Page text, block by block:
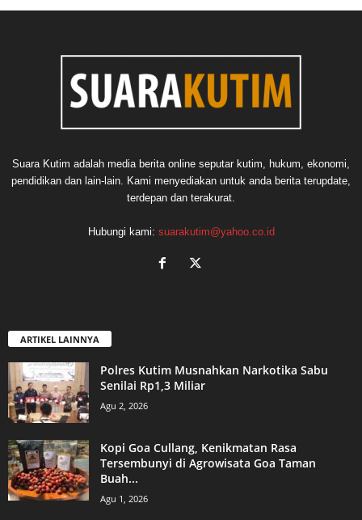
Suara Kutim adalah media berita online seputar kutim, hukum, ekonomi,
pendidikan dan lain-lain. Kami menyediakan untuk anda berita terupdate,
terdepan dan terakurat.
Hubungi kami: suarakutim@yahoo.co.id
ARTIKEL LAINNYA
Polres Kutim Musnahkan Narkotika Sabu
Senilai Rp1,3 Miliar
Agu 2, 2026
Kopi Goa Cullang, Kenikmatan Rasa
Tersembunyi di Agrowisata Goa Taman
Buah...
Agu 1, 2026